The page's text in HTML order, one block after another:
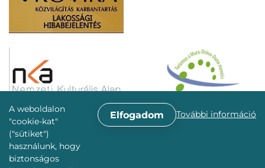
A weboldalon
"cookie-kat"
("sütiket")
használunk, hogy
biztonságos
Elfogadom További információ